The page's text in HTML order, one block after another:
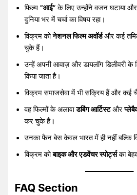
फिल्म“आई”के लिए उन्होंने वजन घटाया
दुनिया भर में चर्चा का विषय रहा।
विक्रम कोनेशनल फिल्म अवॉर्डऔर कई
चुके हैं।
उन्हें अपनी आवाज़ और डायलॉग डिलीवरी के
किया जाता है।
विक्रम समाजसेवा में भी सक्रिय हैं और कई
वह फिल्मों के अलावाडबिंग आर्टिस्टऔर
कर चुके हैं।
उनका फैन बेस केवल भारत में ही नहीं बल्कि
विक्रम कोबाइक और एडवेंचर स्पोर्ट्सका
FAQ Section